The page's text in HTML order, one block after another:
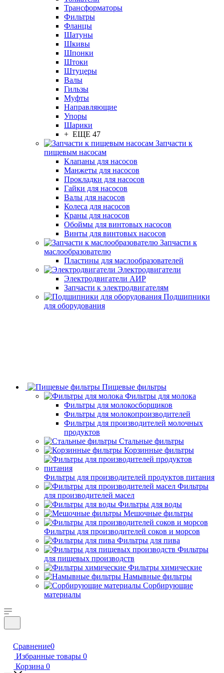
Трансформаторы
Фильтры
Фланцы
Шатуны
Шкивы
Шпонки
Штоки
Штуцеры
Валы
Гильзы
Муфты
Направляющие
Упоры
Шарики
+ ЕЩЕ 47
Запчасти к
пищевым насосам
Клапаны для насосов
Манжеты для насосов
Прокладки для насосов
Гайки для насосов
Валы для насосов
Колеса для насосов
Краны для насосов
Обоймы для винтовых насосов
Винты для винтовых насосов
Запчасти к
маслообразователю
Пластины для маслообразователей
Электродвигатели
Электродвигатели АИР
Запчасти к электродвигателям
Подшипники
для оборудования
Пищевые фильтры
Фильтры для молока
Фильтры для молокосборщиков
Фильтры для молокопроизводителей
Фильтры для производителей молочных
продуктов
Стальные фильтры
Корзинные фильтры
Фильтры для производителей продуктов питания
Фильтры
для производителей масел
Фильтры для воды
Мешочные фильтры
Фильтры для производителей соков и морсов
Фильтры для пива
Фильтры
для пищевых производств
Фильтры химические
Намывные фильтры
Сорбирующие
материалы
Сравнение0
Избранные товары 0
Корзина 0